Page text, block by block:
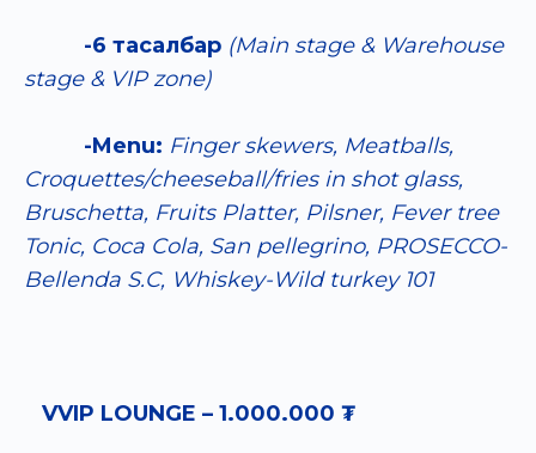
-6 тасалбар (Main stage & Warehouse
stage & VIP zone)
-Menu: Finger skewers, Meatballs,
Croquettes/cheeseball/fries in shot glass,
Bruschetta, Fruits Platter, Pilsner, Fever tree
Tonic, Coca Cola, San pellegrino, PROSECCO-
Bellenda S.C, Whiskey-Wild turkey 101
VVIP LOUNGE – 1.000.000 ₮